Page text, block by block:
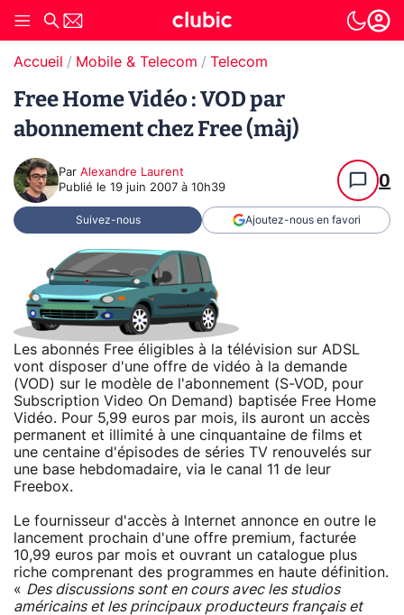
Accueil Mobile & Telecom Telecom
Free Home Vidéo : VOD par
abonnement chez Free (màj)
Par Alexandre Laurent
Publié le 19 juin 2007 à 10h39 0
Suivez-nous Ajoutez-nous en favori
Les abonnés Free éligibles à la télévision sur ADSL
vont disposer d'une offre de vidéo à la demande
(VOD) sur le modèle de l'abonnement (S-VOD, pour
Subscription Video On Demand) baptisée Free Home
Vidéo. Pour 5,99 euros par mois, ils auront un accès
permanent et illimité à une cinquantaine de films et
une centaine d'épisodes de séries TV renouvelés sur
une base hebdomadaire, via le canal 11 de leur
Freebox.
Le fournisseur d'accès à Internet annonce en outre le
lancement prochain d'une offre premium, facturée
10,99 euros par mois et ouvrant un catalogue plus
riche comprenant des programmes en haute définition.
« Des discussions sont en cours avec les studios
américains et les principaux producteurs français et